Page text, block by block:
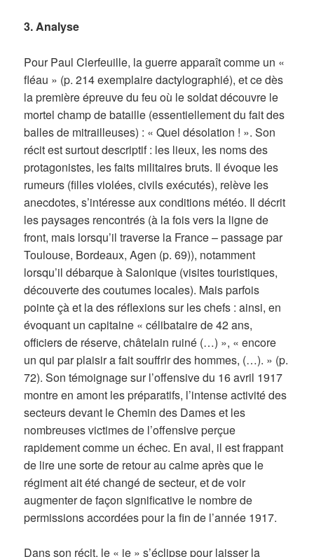
3. Analyse
Pour Paul Clerfeuille, la guerre apparaît comme un «
fléau » (p. 214 exemplaire dactylographié), et ce dès
la première épreuve du feu où le soldat découvre le
mortel champ de bataille (essentiellement du fait des
balles de mitrailleuses) : « Quel désolation ! ». Son
récit est surtout descriptif : les lieux, les noms des
protagonistes, les faits militaires bruts. Il évoque les
rumeurs (filles violées, civils exécutés), relève les
anecdotes, s’intéresse aux conditions météo. Il décrit
les paysages rencontrés (à la fois vers la ligne de
front, mais lorsqu’il traverse la France – passage par
Toulouse, Bordeaux, Agen (p. 69)), notamment
lorsqu’il débarque à Salonique (visites touristiques,
découverte des coutumes locales). Mais parfois
pointe çà et la des réflexions sur les chefs : ainsi, en
évoquant un capitaine « célibataire de 42 ans,
officiers de réserve, châtelain ruiné (…) », « encore
un qui par plaisir a fait souffrir des hommes, (…). » (p.
72). Son témoignage sur l’offensive du 16 avril 1917
montre en amont les préparatifs, l’intense activité des
secteurs devant le Chemin des Dames et les
nombreuses victimes de l’offensive perçue
rapidement comme un échec. En aval, il est frappant
de lire une sorte de retour au calme après que le
régiment ait été changé de secteur, et de voir
augmenter de façon significative le nombre de
permissions accordées pour la fin de l’année 1917.
Dans son récit, le « je » s’éclipse pour laisser la